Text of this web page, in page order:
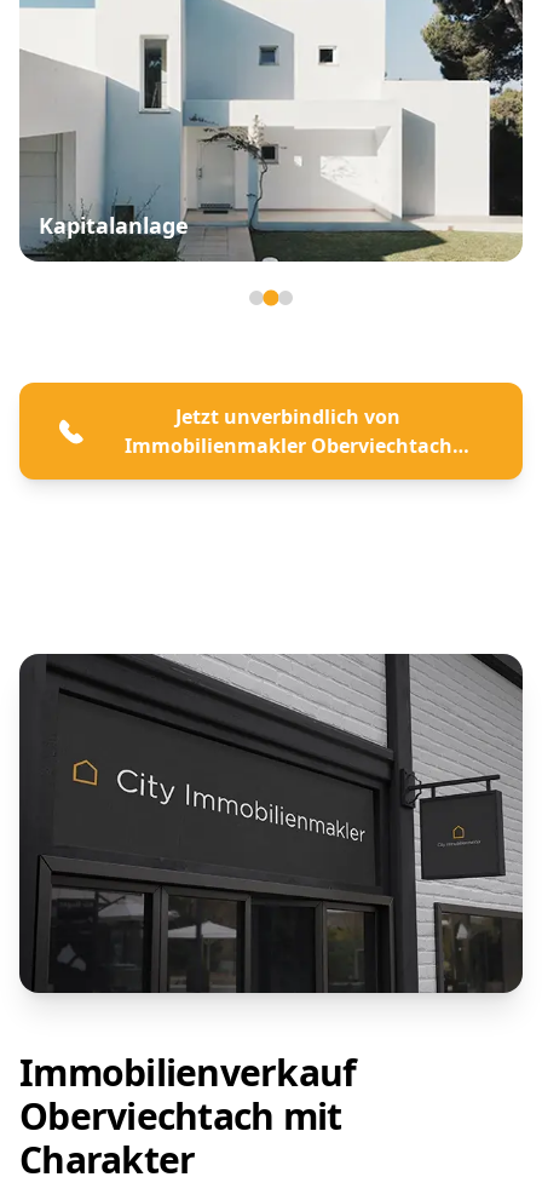
Kapitalanlage
Jetzt unverbindlich von
Immobilienmakler Oberviechtach
beraten lassen
Immobilienverkauf
Oberviechtach mit
Charakter